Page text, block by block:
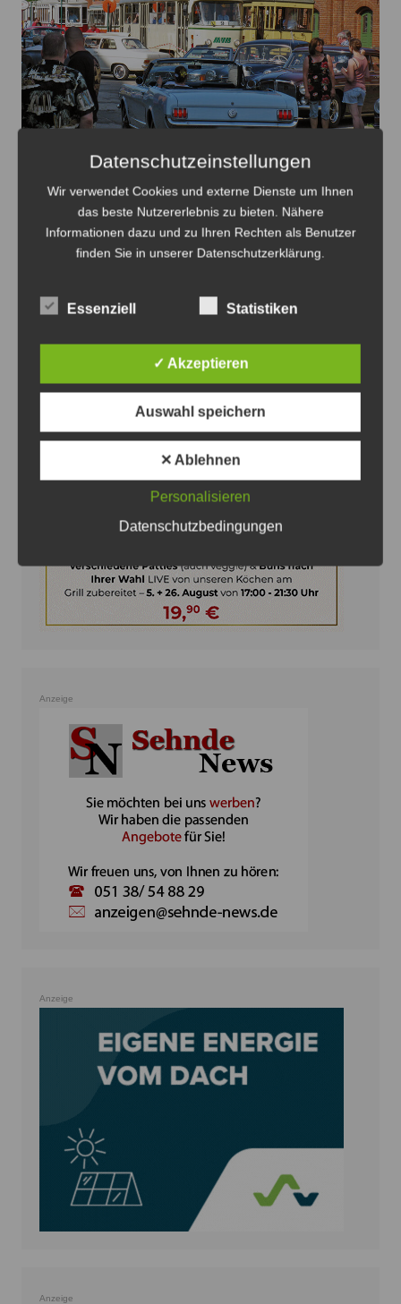
Oldtimer verteilt auf dem Gelände des HSM mit dem
Straßenbahnverkehr - Foto: Antonius Georg
Oldtimertag im Straßenbahn-Museum
2026
Anzeige
Anzeige
Anzeige
Datenschutzeinstellungen
Wir verwendet Cookies und externe Dienste um Ihnen
das beste Nutzererlebnis zu bieten. Nähere
Informationen dazu und zu Ihren Rechten als Benutzer
finden Sie in unserer Datenschutzerklärung.
Essenziell Statistiken
✓ Akzeptieren
Auswahl speichern
✕ Ablehnen
Personalisieren
Datenschutzbedingungen